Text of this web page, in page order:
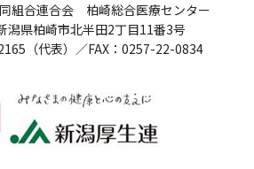
る基本方針
組合連合会 柏崎総合医療センター
潟県柏崎市北半田2丁目11番3号
（代表）／FAX：0257-22-0834